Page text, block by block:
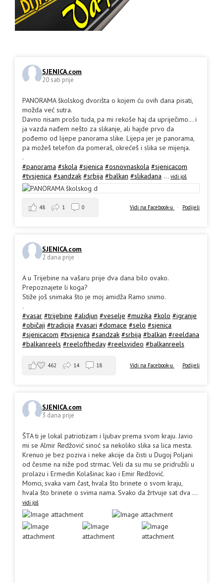
SJENICA.com
20 sati prije
PANORAMA školskog dvorišta o kojem ću ovih dana pisati,
možda već sutra.
Davno nisam prošo tuda, pa mi rekoše haj da upriječimo... i
ja vazda nađem nešto za slikanje, ali hajde prvo da
pođemo od lijepe panorama slike. Lijepa jer je panorama,
pa možeš telefon da pomeraš, okrećeš i slika se mijenja.
.
#panorama #skola #sjenica #osnovnaskola #sjenicacom
#tvsjenica #sandzak #srbija #balkan #slikadana ... vidi još
Vidi na Facebook-u · Podijeli
48 1 0
SJENICA.com
2 dana prije
A u Trijebine na vašaru prije dva dana bilo ovako.
Prepoznajete li koga?
Stiže još snimaka što je moj amidža Ramo snimo.
.
#vasar #trijebine #alidjun #veselje #muzika #kolo #igranje
#običaji #tradicija #vasari #domace #selo #sjenica
#sjenicacom #tvsjenica #sandzak #srbija #balkan #reeldana
#balkanreels #reeloftheday #reelsvideo #balkanreels
Vidi na Facebook-u · Podijeli
462 14 18
SJENICA.com
3 dana prije
ŠTA ti je lokal patriotizam i ljubav prema svom kraju. Javio
mi se Almir Redžović sinoć sa nekoliko slika sa lica mesta.
Krenuo je bez poziva i neke akcije da čisti u Dugoj Poljani
od česme na niže pod strmac. Veli da su mu se pridružili u
prolazu i Ermedin Kolašinac kao i Emir Redžović.
Momci, svaka vam čast, hvala što brinete o svom kraju,
hvala što brinete o svima nama. Svako da žrtvuje sat dva ...
vidi još